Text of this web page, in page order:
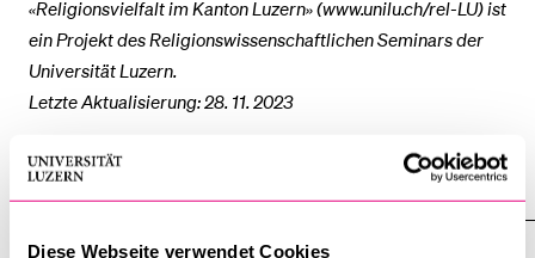
Diese Webseite verwendet Cookies
Christliche Gemeinschaften
«Religionsvielfalt im Kanton Luzern» (www.unilu.ch/rel-LU) ist
ein Projekt des Religionswissenschaftlichen Seminars der
Universität Luzern.
Letzte Aktualisierung: 28. 11. 2023